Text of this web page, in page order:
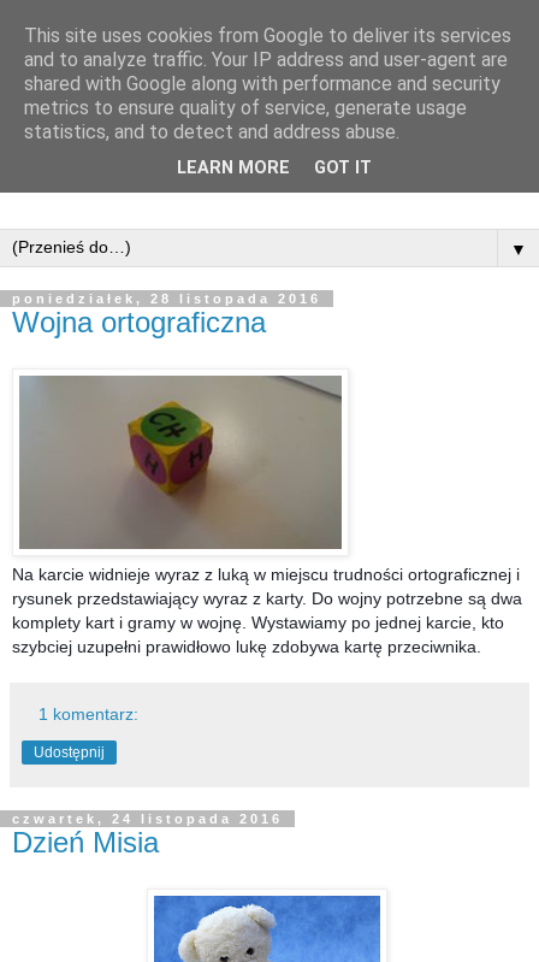
▼
poniedziałek, 28 listopada 2016
Wojna ortograficzna
Na karcie widnieje wyraz z luką w miejscu trudności ortograficznej i
rysunek przedstawiający wyraz z karty. Do wojny potrzebne są dwa
komplety kart i gramy w wojnę. Wystawiamy po jednej karcie, kto
szybciej uzupełni prawidłowo lukę zdobywa kartę przeciwnika.
1 komentarz:
Udostępnij
czwartek, 24 listopada 2016
Dzień Misia
This site uses cookies from Google to deliver its services
and to analyze traffic. Your IP address and user-agent are
shared with Google along with performance and security
metrics to ensure quality of service, generate usage
statistics, and to detect and address abuse.
LEARN MORE GOT IT